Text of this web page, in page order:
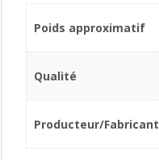
Poids approximatif
Qualité
Producteur/Fabricant